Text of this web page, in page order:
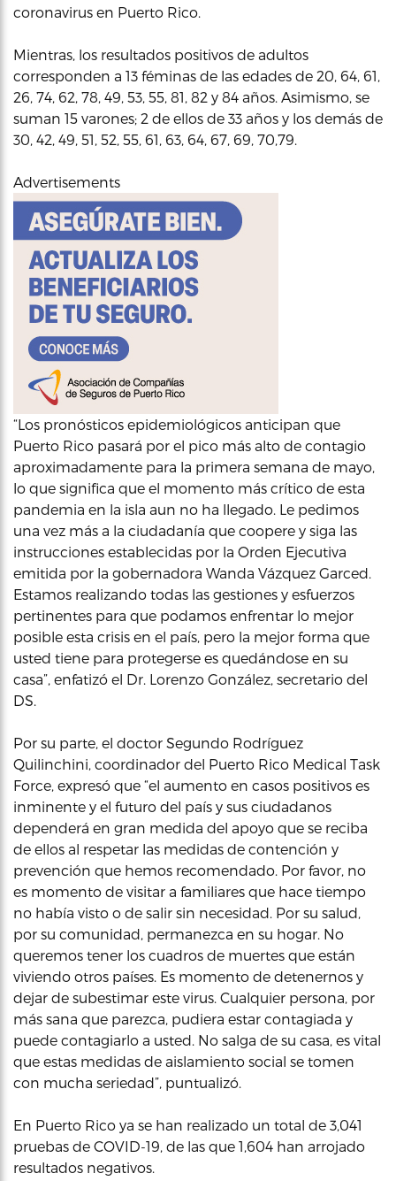
coronavirus en Puerto Rico.
Mientras, los resultados positivos de adultos
corresponden a 13 féminas de las edades de 20, 64, 61,
26, 74, 62, 78, 49, 53, 55, 81, 82 y 84 años. Asimismo, se
suman 15 varones; 2 de ellos de 33 años y los demás de
30, 42, 49, 51, 52, 55, 61, 63, 64, 67, 69, 70,79.
Advertisements
“Los pronósticos epidemiológicos anticipan que
Puerto Rico pasará por el pico más alto de contagio
aproximadamente para la primera semana de mayo,
lo que significa que el momento más crítico de esta
pandemia en la isla aun no ha llegado. Le pedimos
una vez más a la ciudadanía que coopere y siga las
instrucciones establecidas por la Orden Ejecutiva
emitida por la gobernadora Wanda Vázquez Garced.
Estamos realizando todas las gestiones y esfuerzos
pertinentes para que podamos enfrentar lo mejor
posible esta crisis en el país, pero la mejor forma que
usted tiene para protegerse es quedándose en su
casa”, enfatizó el Dr. Lorenzo González, secretario del
DS.
Por su parte, el doctor Segundo Rodríguez
Quilinchini, coordinador del Puerto Rico Medical Task
Force, expresó que “el aumento en casos positivos es
inminente y el futuro del país y sus ciudadanos
dependerá en gran medida del apoyo que se reciba
de ellos al respetar las medidas de contención y
prevención que hemos recomendado. Por favor, no
es momento de visitar a familiares que hace tiempo
no había visto o de salir sin necesidad. Por su salud,
por su comunidad, permanezca en su hogar. No
queremos tener los cuadros de muertes que están
viviendo otros países. Es momento de detenernos y
dejar de subestimar este virus. Cualquier persona, por
más sana que parezca, pudiera estar contagiada y
puede contagiarlo a usted. No salga de su casa, es vital
que estas medidas de aislamiento social se tomen
con mucha seriedad”, puntualizó.
En Puerto Rico ya se han realizado un total de 3,041
pruebas de COVID-19, de las que 1,604 han arrojado
resultados negativos.